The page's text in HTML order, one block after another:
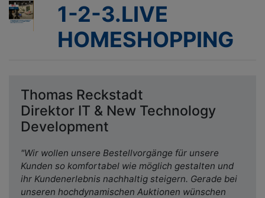
1-2-3.LIVE
HOMESHOPPING
Thomas Reckstadt
Direktor IT & New Technology
Development
"Wir wollen unsere Bestellvorgänge für unsere
Kunden so komfortabel wie möglich gestalten und
ihr Kundenerlebnis nachhaltig steigern. Gerade bei
unseren hochdynamischen Auktionen wünschen